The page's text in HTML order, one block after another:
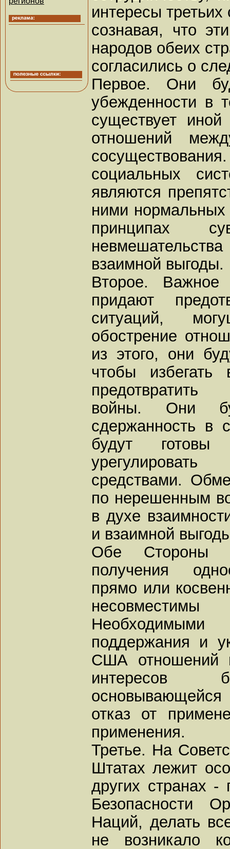
интересы третьих
сознавая, что
народов обеих
согласились о
Первое. Они
убежденности в
существует
отношений
социальных
являются
ними
принципах
взаимной выгоды.
Второе.
придают
ситуаций,
обострение
из этого, они
чтобы избегать
предотвратить
войны. Они
сдержанность в
будут
средствами.
по нерешенным
в духе
и взаимной
Обе Стороны
получения
прямо или
поддержания и
США отношений
интересов
основывающейся
отказ от
применения.
Третье. На
Штатах лежит
других странах -
Безопасности
Наций, делать
не возникало